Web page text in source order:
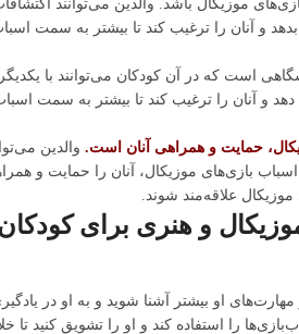
موزیکال باشد. والدین می‌توانند
و آنان را ترغیب کند تا بیشتر به سمت
است که در آن کودکان می‌توانند با
و آنان را ترغیب کند تا بیشتر به سمت
حمایت و همراهی آنان است. والدین
بازی‌های موزیکال، آنان را حمایت و
علاقه‌مند شوند.
و هنری برای
او بیشتر آشنا شوید و به او در
را استفاده کند و او را تشویق کنید تا